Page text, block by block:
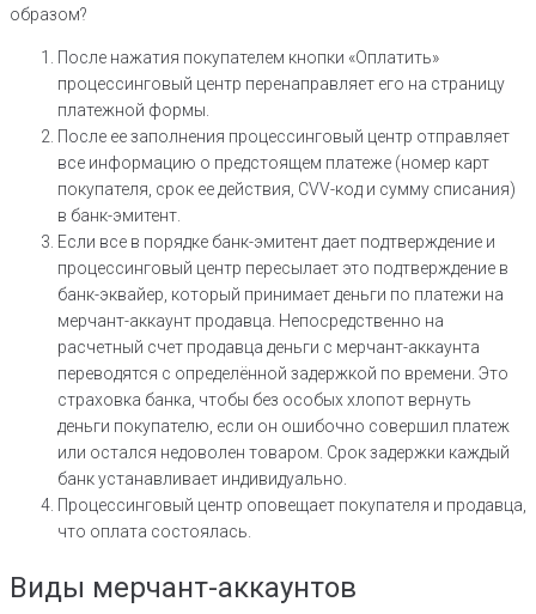
образом?
После нажатия покупателем кнопки «Оплатить»
процессинговый центр перенаправляет его на страницу
платежной формы.
После ее заполнения процессинговый центр отправляет
все информацию о предстоящем платеже (номер карт
покупателя, срок ее действия, CVV-код и сумму списания)
в банк-эмитент.
Если все в порядке банк-эмитент дает подтверждение и
процессинговый центр пересылает это подтверждение в
банк-эквайер, который принимает деньги по платежи на
мерчант-аккаунт продавца. Непосредственно на
расчетный счет продавца деньги с мерчант-аккаунта
переводятся с определённой задержкой по времени. Это
страховка банка, чтобы без особых хлопот вернуть
деньги покупателю, если он ошибочно совершил платеж
или остался недоволен товаром. Срок задержки каждый
банк устанавливает индивидуально.
Процессинговый центр оповещает покупателя и продавца,
что оплата состоялась.
Виды мерчант-аккаунтов